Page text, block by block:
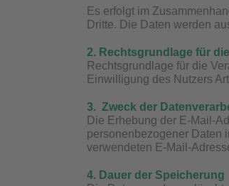
Es erfolgt im
Dritte. Die Daten werden
2. Rechtsgrundlage für
Rechtsgrundlage für die
Einwilligung des Nutzers
3. Zweck der
Die Erhebung der E-Mail-
personenbezogener Daten
verwendeten E-Mail-
4. Dauer der Speicherung